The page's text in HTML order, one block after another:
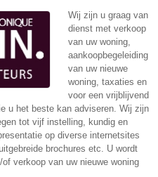
Wij zijn u graag van
dienst met verkoop
van uw woning,
aankoopbegeleiding
van uw nieuwe
woning, taxaties en
voor een vrijblijvend
u het beste kan adviseren. Wij zijn
tot vijf instelling, kundig en
op diverse internetsites
brochures etc. U wordt
verkoop van uw nieuwe woning